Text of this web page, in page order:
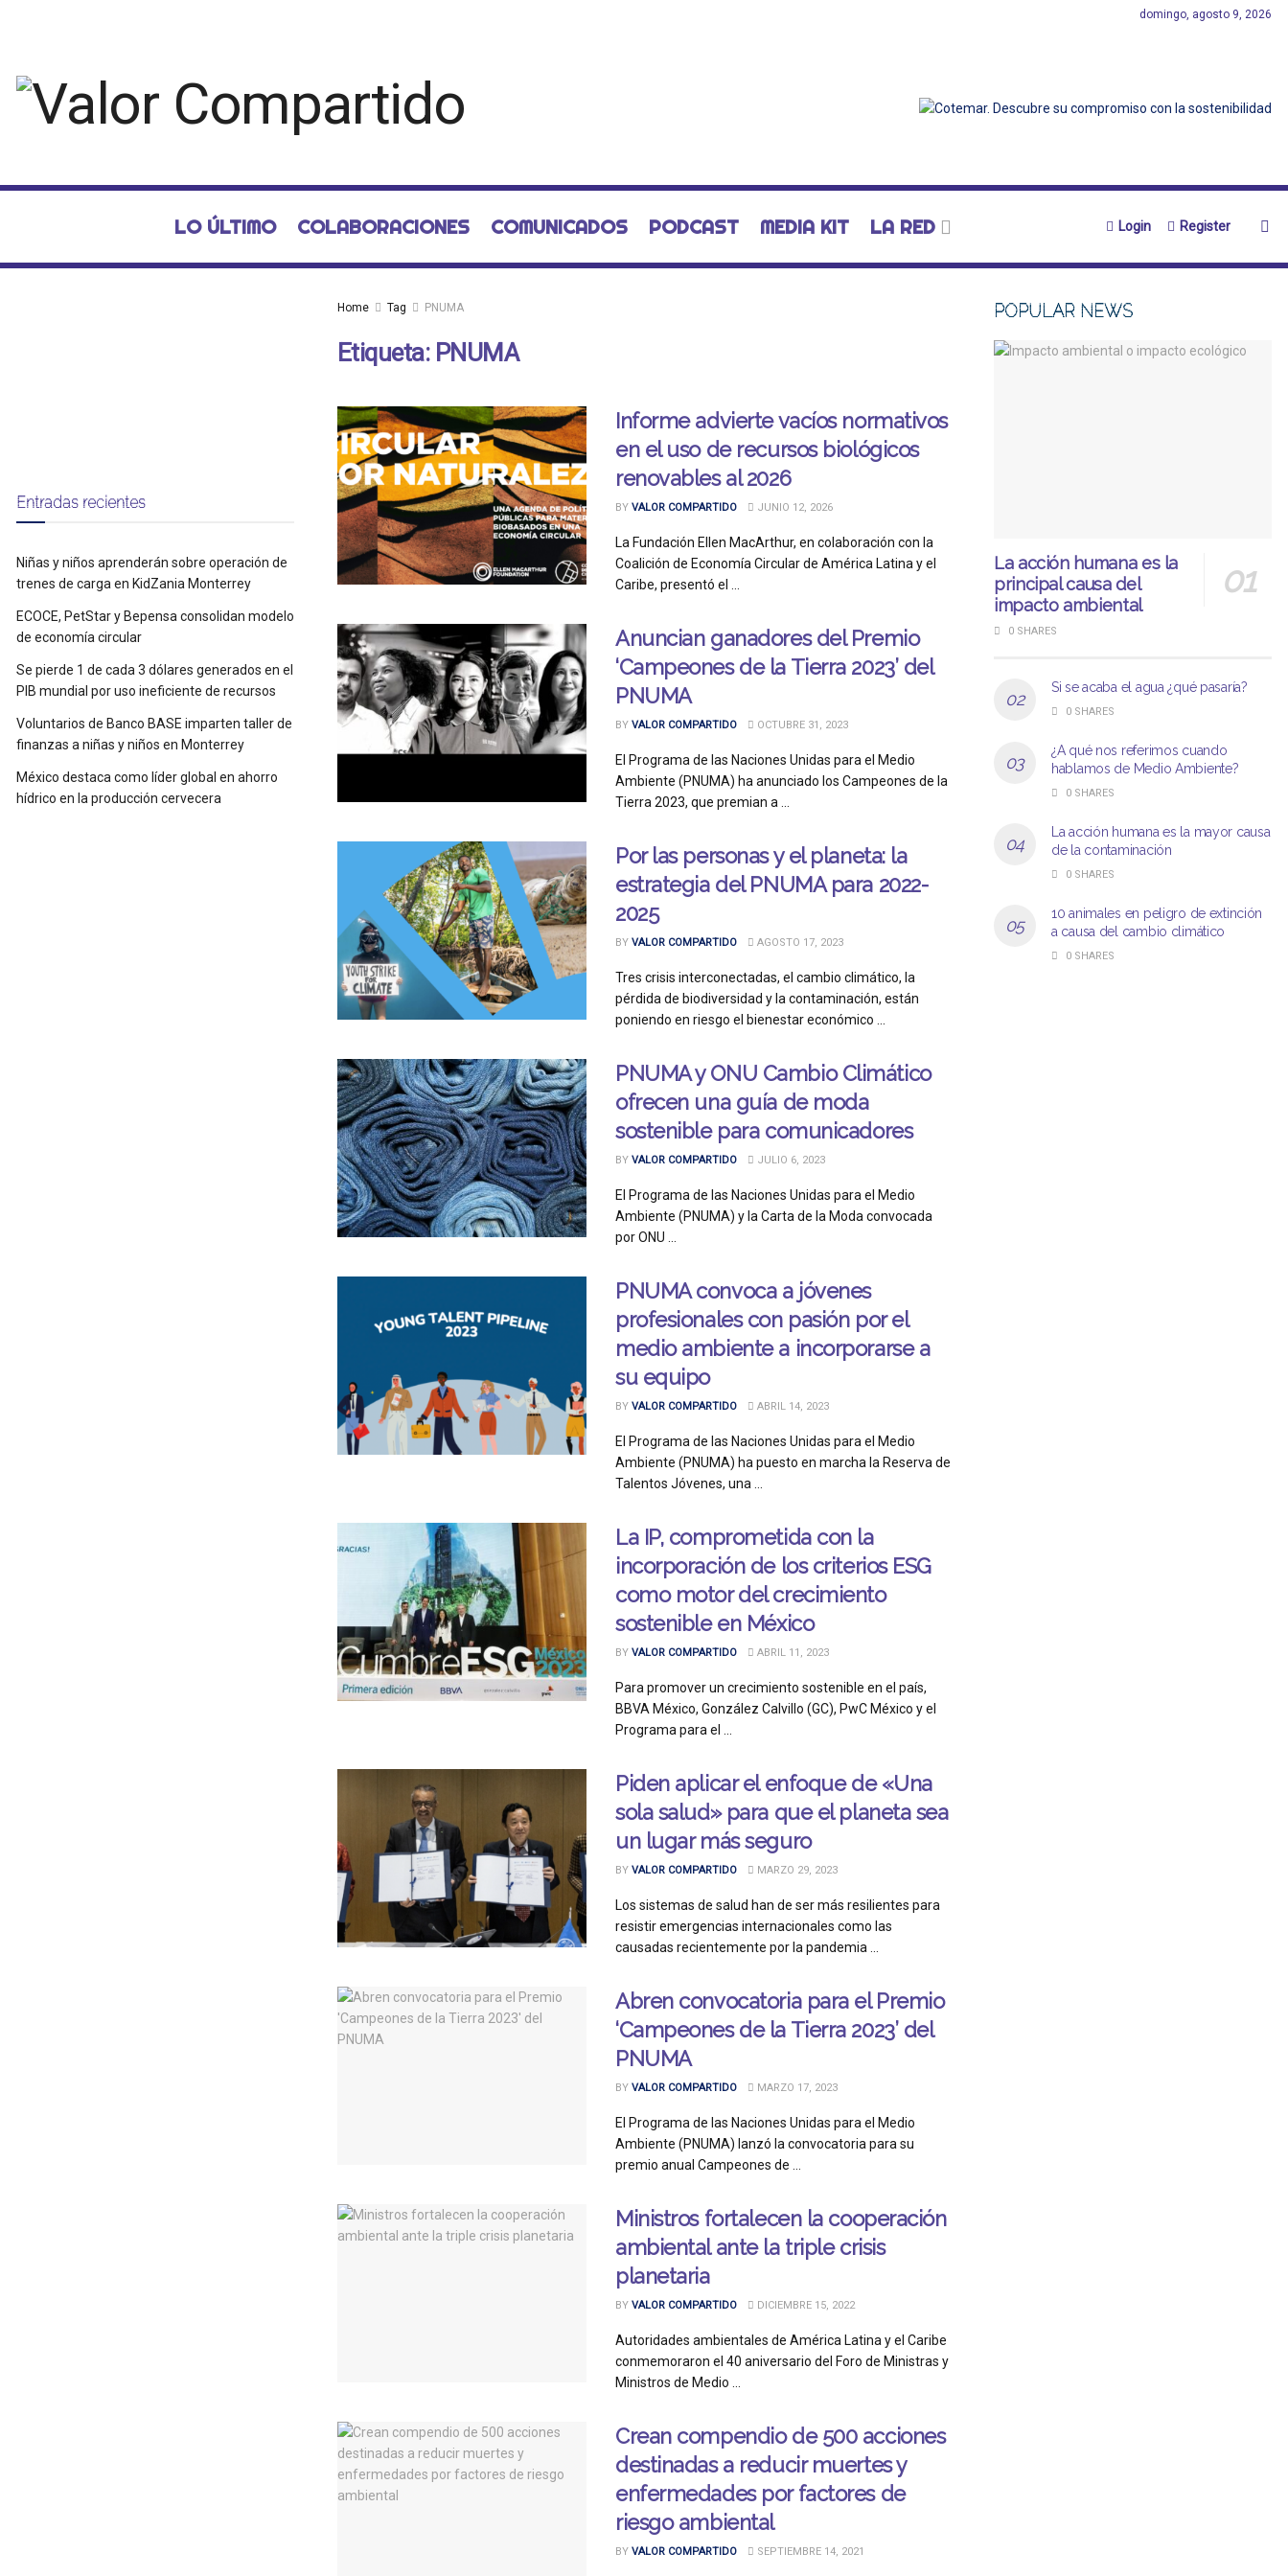
domingo, agosto 9, 2026
LO ÚLTIMO COLABORACIONES COMUNICADOS PODCAST MEDIA KIT LA RED Login Register
Home Tag PNUMA
Etiqueta: PNUMA
Informe advierte vacíos normativos
en el uso de recursos biológicos
renovables al 2026
BY VALOR COMPARTIDO JUNIO 12, 2026
La Fundación Ellen MacArthur, en colaboración con la
Coalición de Economía Circular de América Latina y el
Caribe, presentó el ...
Anuncian ganadores del Premio
‘Campeones de la Tierra 2023’ del
PNUMA
BY VALOR COMPARTIDO OCTUBRE 31, 2023
El Programa de las Naciones Unidas para el Medio
Ambiente (PNUMA) ha anunciado los Campeones de la
Tierra 2023, que premian a ...
Por las personas y el planeta: la
estrategia del PNUMA para 2022-
2025
BY VALOR COMPARTIDO AGOSTO 17, 2023
Tres crisis interconectadas, el cambio climático, la
pérdida de biodiversidad y la contaminación, están
poniendo en riesgo el bienestar económico ...
PNUMA y ONU Cambio Climático
ofrecen una guía de moda
sostenible para comunicadores
BY VALOR COMPARTIDO JULIO 6, 2023
El Programa de las Naciones Unidas para el Medio
Ambiente (PNUMA) y la Carta de la Moda convocada
por ONU ...
PNUMA convoca a jóvenes
profesionales con pasión por el
medio ambiente a incorporarse a
su equipo
BY VALOR COMPARTIDO ABRIL 14, 2023
El Programa de las Naciones Unidas para el Medio
Ambiente (PNUMA) ha puesto en marcha la Reserva de
Talentos Jóvenes, una ...
La IP, comprometida con la
incorporación de los criterios ESG
como motor del crecimiento
sostenible en México
BY VALOR COMPARTIDO ABRIL 11, 2023
Para promover un crecimiento sostenible en el país,
BBVA México, González Calvillo (GC), PwC México y el
Programa para el ...
Piden aplicar el enfoque de «Una
sola salud» para que el planeta sea
un lugar más seguro
BY VALOR COMPARTIDO MARZO 29, 2023
Los sistemas de salud han de ser más resilientes para
resistir emergencias internacionales como las
causadas recientemente por la pandemia ...
Abren convocatoria para el Premio
‘Campeones de la Tierra 2023’ del
PNUMA
BY VALOR COMPARTIDO MARZO 17, 2023
El Programa de las Naciones Unidas para el Medio
Ambiente (PNUMA) lanzó la convocatoria para su
premio anual Campeones de ...
Ministros fortalecen la cooperación
ambiental ante la triple crisis
planetaria
BY VALOR COMPARTIDO DICIEMBRE 15, 2022
Autoridades ambientales de América Latina y el Caribe
conmemoraron el 40 aniversario del Foro de Ministras y
Ministros de Medio ...
Crean compendio de 500 acciones
destinadas a reducir muertes y
enfermedades por factores de
riesgo ambiental
BY VALOR COMPARTIDO SEPTIEMBRE 14, 2021
Entradas recientes
Niñas y niños aprenderán sobre operación de
trenes de carga en KidZania Monterrey
ECOCE, PetStar y Bepensa consolidan modelo
de economía circular
Se pierde 1 de cada 3 dólares generados en el
PIB mundial por uso ineficiente de recursos
Voluntarios de Banco BASE imparten taller de
finanzas a niñas y niños en Monterrey
México destaca como líder global en ahorro
hídrico en la producción cervecera
POPULAR NEWS
La acción humana es la
principal causa del
impacto ambiental
0 SHARES
Si se acaba el agua ¿qué pasaría?
0 SHARES
¿A qué nos referimos cuando
hablamos de Medio Ambiente?
0 SHARES
La acción humana es la mayor causa
de la contaminación
0 SHARES
10 animales en peligro de extinción
a causa del cambio climático
0 SHARES